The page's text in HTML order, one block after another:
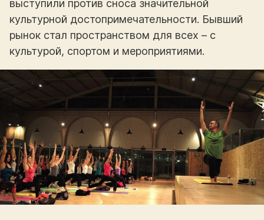
выступили против сноса значительной
культурной достопримечательности. Бывший
рынок стал пространством для всех – с
культурой, спортом и мероприятиями.